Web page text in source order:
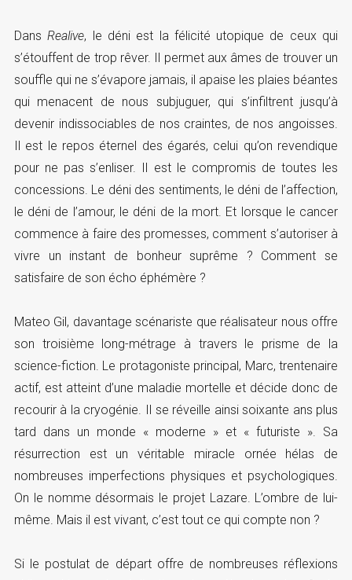
DansRealive, le déni est la félicité utopique de ceux qui
s’étouffent de trop rêver. Il permet aux âmes de trouver un
souffle qui ne s’évapore jamais, il apaise les plaies béantes
qui menacent de nous subjuguer, qui s’infiltrent jusqu’à
devenir indissociables de nos craintes, de nos angoisses.
Il est le repos éternel des égarés, celui qu’on revendique
pour ne pas s’enliser. Il est le compromis de toutes les
concessions. Le déni des sentiments, le déni de l’affection,
le déni de l’amour, le déni de la mort. Et lorsque le cancer
commence à faire des promesses, comment s’autoriser à
vivre un instant de bonheur suprême ? Comment se
satisfaire de son écho éphémère ?
Mateo Gil, davantage scénariste que réalisateur nous offre
son troisième long-métrage à travers le prisme de la
science-fiction. Le protagoniste principal, Marc, trentenaire
actif, est atteint d’une maladie mortelle et décide donc de
recourir à la cryogénie. Il se réveille ainsi soixante ans plus
tard dans un monde « moderne » et « futuriste ». Sa
résurrection est un véritable miracle ornée hélas de
nombreuses imperfections physiques et psychologiques.
On le nomme désormais le projet Lazare. L’ombre de lui-
même. Mais il est vivant, c’est tout ce qui compte non ?
Si le postulat de départ offre de nombreuses réflexions